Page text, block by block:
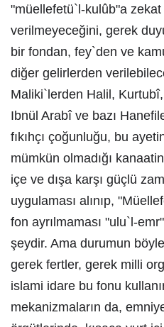
"müellefetü`l-kulûb"a zekat
verilmeyeceğini, gerek
bir fondan, fey`den ve
diğer gelirlerden
Maliki`lerden Halil,
Ibnül Arabî ve bazı
fıkıhçı çoğunluğu, bu
mümkün olmadığı
içe ve dışa karşı güçlü
uygulaması alınıp,
fon ayrılmaması "ulu`l-
şeydir. Ama durumun
gerek fertler, gerek milli
islami idare bu fonu
mekanizmaların da,